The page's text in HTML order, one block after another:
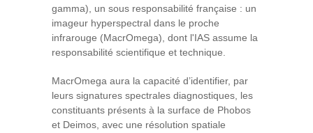
gamma), un sous responsabilité française : un
imageur hyperspectral dans le proche
infrarouge (MacrOmega), dont l'IAS assume la
responsabilité scientifique et technique.
MacrOmega aura la capacité d’identifier, par
leurs signatures spectrales diagnostiques, les
constituants présents à la surface de Phobos
et Deimos, avec une résolution spatiale